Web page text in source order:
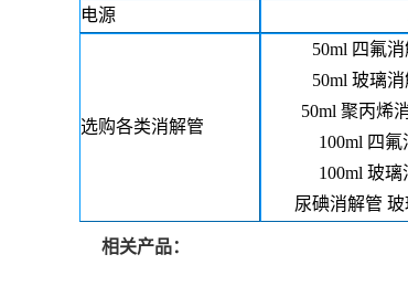
电源
选购各类消解管
50ml 四氟
50ml 玻璃
50ml 聚丙烯
100ml 四
100ml 玻
尿碘消解管 玻
相关产品：